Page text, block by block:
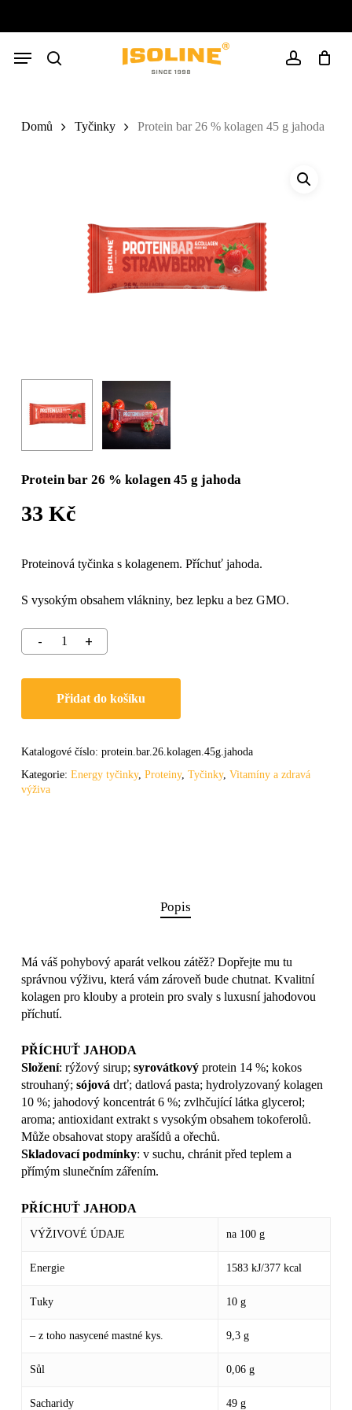
content
search account
Menu
Cart
Close
Žádné produkty v košíku.
Domů Tyčinky Protein bar 26 % kolagen 45 g jahoda
Protein bar 26 % kolagen 45 g jahoda
33 Kč
Proteinová tyčinka s kolagenem. Příchuť jahoda.
S vysokým obsahem vlákniny, bez lepku a bez GMO.
Přidat do košíku
Katalogové číslo: protein.bar.26.kolagen.45g.jahoda
Kategorie: Energy tyčinky, Proteiny, Tyčinky, Vitamíny a zdravá
výživa
Popis
Má váš pohybový aparát velkou zátěž? Dopřejte mu tu
správnou výživu, která vám zároveň bude chutnat. Kvalitní
kolagen pro klouby a protein pro svaly s luxusní jahodovou
příchutí.
PŘÍCHUŤ JAHODA
Složení: rýžový sirup; syrovátkovýprotein 14 %; kokos
strouhaný; sójová drť; datlová pasta; hydrolyzovaný kolagen
10 %; jahodový koncentrát 6 %; zvlhčující látka glycerol;
aroma; antioxidant extrakt s vysokým obsahem tokoferolů.
Může obsahovat stopy arašídů a ořechů.
Skladovací podmínky: v suchu, chránit před teplem a
přímým slunečním zářením.
PŘÍCHUŤ JAHODA
VÝŽIVOVÉ ÚDAJE na 100 g
Energie 1583 kJ/377 kcal
Tuky 10 g
– z toho nasycené mastné kys. 9,3 g
Sůl 0,06 g
Sacharidy 49 g